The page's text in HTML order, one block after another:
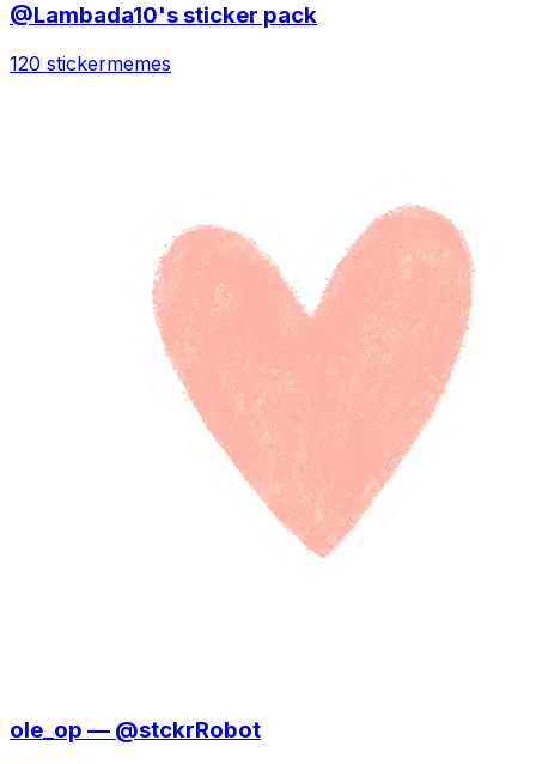
@Lambada10's sticker pack
120 stickermemes
ole_op — @stckrRobot